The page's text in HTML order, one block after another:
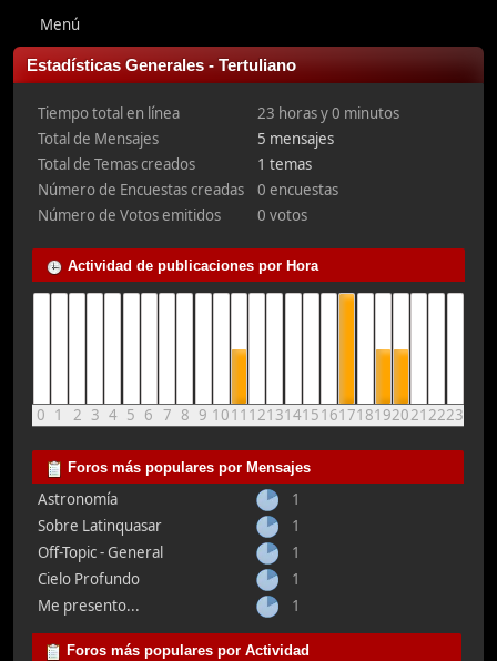
Menú
Estadísticas Generales - Tertuliano
Tiempo total en línea
23 horas y 0 minutos
Total de Mensajes
5 mensajes
Total de Temas creados
1 temas
Número de Encuestas creadas
0 encuestas
Número de Votos emitidos
0 votos
Actividad de publicaciones por Hora
0 1 2 3 4 5 6 7 8 9 1011 121314151617181920212223
Foros más populares por Mensajes
Astronomía
1
Sobre Latinquasar
1
Off-Topic - General
1
Cielo Profundo
1
Me presento...
1
Foros más populares por Actividad